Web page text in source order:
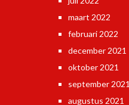
maart 2022
februari 2022
december 2021
oktober 2021
september 2021
augustus 2021